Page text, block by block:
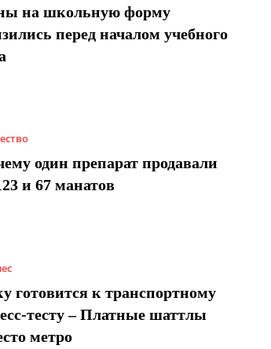
на школьную форму
перед началом учебного
один препарат продавали
и 67 манатов
готовится к транспортному
тесту – Платные шаттлы
метро